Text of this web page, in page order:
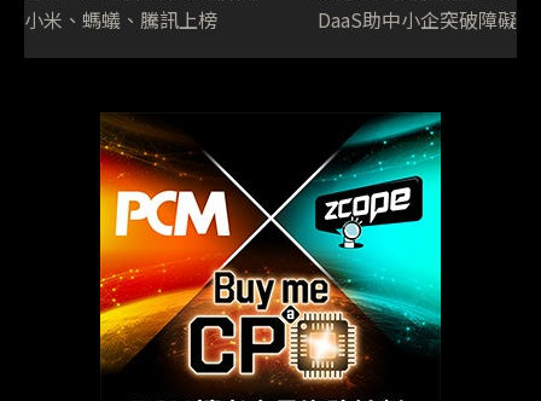
小米、螞蟻、騰訊上榜
DaaS助中小企突破障礙